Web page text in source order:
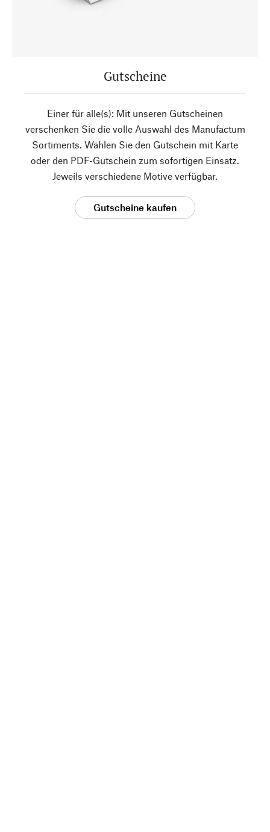
Gutscheine
Einer für alle(s): Mit unseren Gutscheinen
verschenken Sie die volle Auswahl des Manufactum
Sortiments. Wählen Sie den Gutschein mit Karte
oder den PDF-Gutschein zum sofortigen Einsatz.
Jeweils verschiedene Motive verfügbar.
Gutscheine kaufen